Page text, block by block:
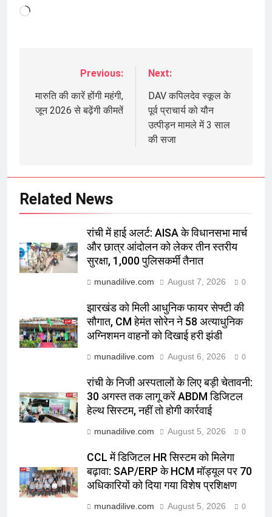
Loading…
navigation
Previous:
मारुति की कारें होंगी महंगी,
जून 2026 से बढ़ेंगी कीमतें
Next:
DAV कपिलदेव स्कूल के
पूर्व प्राचार्य को यौन
उत्पीड़न मामले में 3 साल
की सजा
Related News
रांची में हाई अलर्ट: AISA के विधानसभा मार्च
और छात्र आंदोलन को लेकर तीन स्तरीय
सुरक्षा, 1,000 पुलिसकर्मी तैनात
munadilive.com August 7, 2026 0
झारखंड को मिली आधुनिक फायर सेफ्टी की
सौगात, CM हेमंत सोरेन ने 58 अत्याधुनिक
अग्निशमन वाहनों को दिखाई हरी झंडी
munadilive.com August 6, 2026 0
रांची के निजी अस्पतालों के लिए बड़ी चेतावनी:
30 अगस्त तक लागू करें ABDM डिजिटल
हेल्थ सिस्टम, नहीं तो होगी कार्रवाई
munadilive.com August 5, 2026 0
CCL में डिजिटल HR सिस्टम को मिलेगा
बढ़ावा: SAP/ERP के HCM मॉड्यूल पर 70
अधिकारियों को दिया गया विशेष प्रशिक्षण
munadilive.com August 5, 2026 0